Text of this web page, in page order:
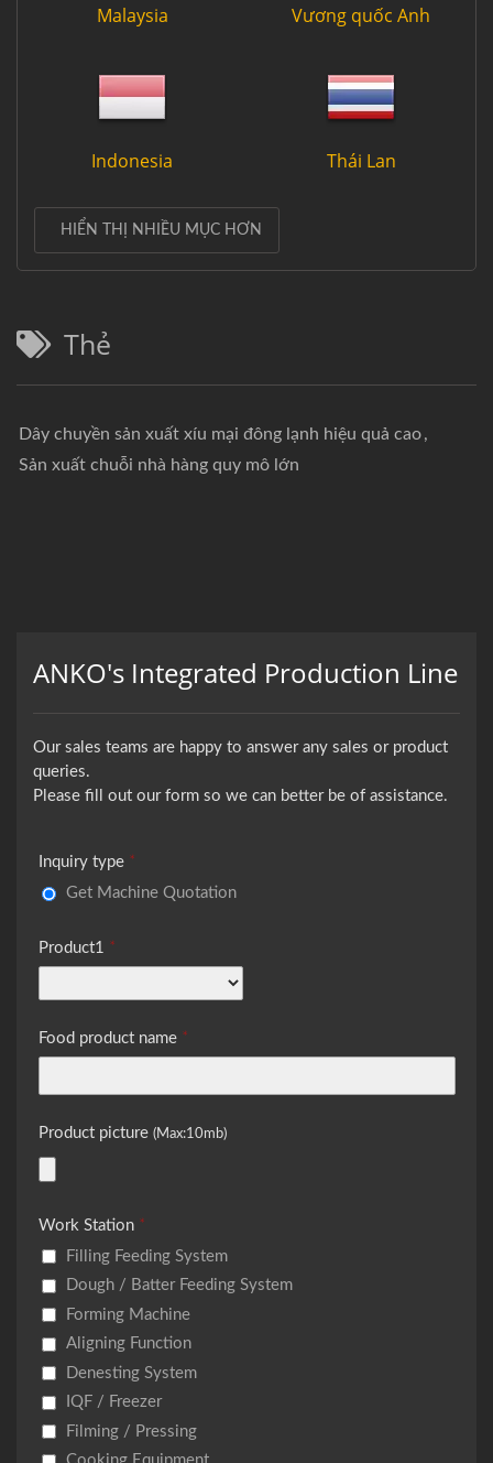
Malaysia Vương quốc Anh
Indonesia Thái Lan
HIỂN THỊ NHIỀU MỤC HƠN
Thẻ
Dây chuyền sản xuất xíu mại đông lạnh hiệu quả cao,
Sản xuất chuỗi nhà hàng quy mô lớn